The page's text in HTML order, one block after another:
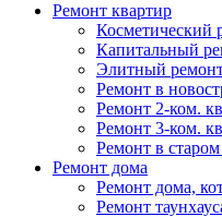
Ремонт квартир
Косметический
Капитальный
Элитный
Ремонт в
Ремонт 2-ком.
Ремонт 3-ком.
Ремонт в
Ремонт дома
Ремонт дома,
Ремонт